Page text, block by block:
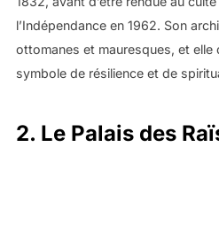
l’Indépendance en 1962. Son
ottomanes et mauresques, et elle
symbole de résilience et de
2. Le Palais des